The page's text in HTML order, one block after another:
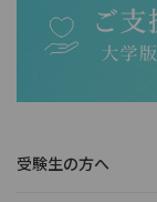
受験生の方へ